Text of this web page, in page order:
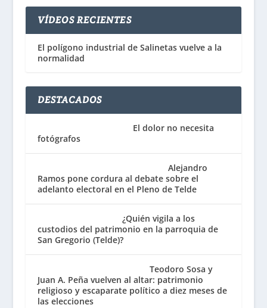
VÍDEOS RECIENTES
El polígono industrial de Salinetas vuelve a la
normalidad
DESTACADOS
El dolor no necesita
fotógrafos
Alejandro
Ramos pone cordura al debate sobre el
adelanto electoral en el Pleno de Telde
¿Quién vigila a los
custodios del patrimonio en la parroquia de
San Gregorio (Telde)?
Teodoro Sosa y
Juan A. Peña vuelven al altar: patrimonio
religioso y escaparate político a diez meses de
las elecciones